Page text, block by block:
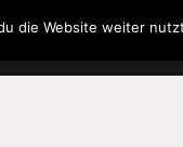
Filme & Serien
die Website weiter